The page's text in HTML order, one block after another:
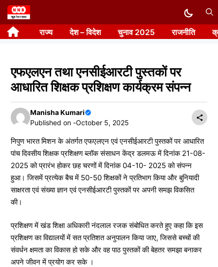
Skip
to
content राज्य देश – विदेश चुनाव 2025 राजनीति
एफएलएन तथा एनसीईआरटी पुस्तकों पर
आधारित शिक्षक प्रशिक्षण कार्यक्रम संपन्न
Manisha Kumari
Published on -October 5, 2025
निपुण भारत मिशन के अंतर्गत एफएलएन एवं एनसीईआरटी पुस्तकों पर आधारित
पांच दिवसीय शिक्षक प्रशिक्षण ब्लॉक संसाधन केंद्र डलमऊ में दिनांक 21-08-
2025 को प्रारंभ होकर छह चरणों में दिनांक 04-10- 2025 को संपन्न
हुआ। जिसमें प्रत्येक बैच में 50-50 शिक्षकों ने प्रतिभाग किया और बुनियादी
साक्षरता एवं संख्या ज्ञान एवं एनसीईआरटी पुस्तकों पर अपनी समझ विकसित
की।
प्रशिक्षण में खंड शिक्षा अधिकारी नंदलाल रजक संबोधित करते हुए कहा कि इस
प्रशिक्षण का विद्यालयों में सत प्रतिशत अनुपालन किया जाए, जिससे बच्चों की
संवर्धन क्षमता का विकास हो सके और वह पाठ पुस्तकों की बेहतर समझा बनाकर
अपने जीवन में प्रयोग कर सके ।